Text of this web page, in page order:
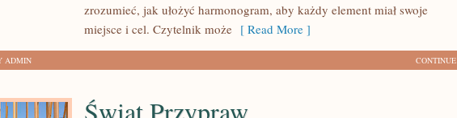
zrozumieć, jak ułożyć harmonogram, aby każdy element miał swoje
miejsce i cel. Czytelnik może [ Read More ]
CONTINUE
ADMIN